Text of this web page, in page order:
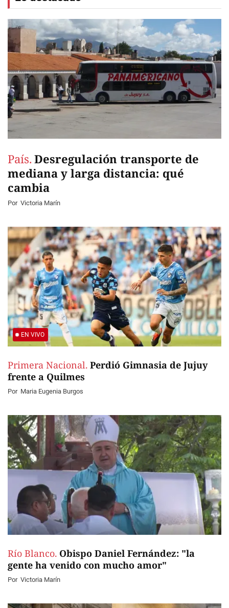
País. Desregulación transporte de
mediana y larga distancia: qué
cambia
Por Victoria Marín
EN VIVO
Primera Nacional. Perdió Gimnasia de Jujuy
frente a Quilmes
Por Maria Eugenia Burgos
Río Blanco. Obispo Daniel Fernández: "la
gente ha venido con mucho amor"
Por Victoria Marín